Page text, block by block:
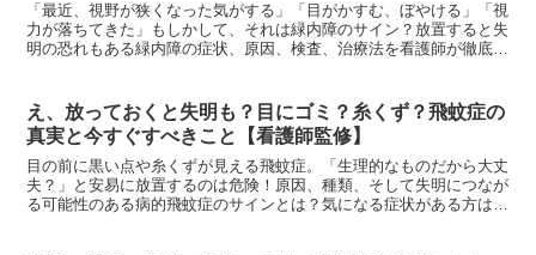
「最近、視野が狭くなった気がする」「目がかすむ、ぼやける」「視
力が落ちてきた」もしかして、それは緑内障のサイン？放置すると失
明の恐れもある緑内障の症状、原因、検査、治療法を看護師が徹底解
え、放っておくと失明も？目にゴミ？糸くず？飛蚊症の
真実と今すぐすべきこと【看護師監修】
目の前に黒い点や糸くずが見える飛蚊症。「生理的なものだから大丈
夫？」と安易に放置するのは危険！原因、種類、そして失明につなが
る可能性のある病的飛蚊症のサインとは？気になる症状がある方は必